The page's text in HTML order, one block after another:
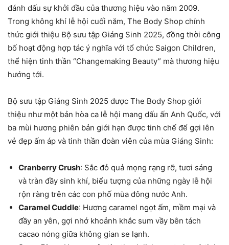
đánh dấu sự khởi đầu của thương hiệu vào năm 2009.
Trong không khí lễ hội cuối năm, The Body Shop chính
thức giới thiệu Bộ sưu tập Giáng Sinh 2025, đồng thời công
bố hoạt động hợp tác ý nghĩa với tổ chức Saigon Children,
thể hiện tinh thần “Changemaking Beauty” mà thương hiệu
hướng tới.
Bộ sưu tập Giáng Sinh 2025 được The Body Shop giới
thiệu như một bản hòa ca lễ hội mang dấu ấn Anh Quốc, với
ba mùi hương phiên bản giới hạn được tinh chế để gợi lên
vẻ đẹp ấm áp và tinh thần đoàn viên của mùa Giáng Sinh:
Cranberry Crush: Sắc đỏ quả mọng rạng rỡ, tươi sáng
và tràn đầy sinh khí, biểu tượng của những ngày lễ hội
rộn ràng trên các con phố mùa đông nước Anh.
Caramel Cuddle: Hương caramel ngọt ấm, mềm mại và
đầy an yên, gợi nhớ khoảnh khắc sum vầy bên tách
cacao nóng giữa không gian se lạnh.